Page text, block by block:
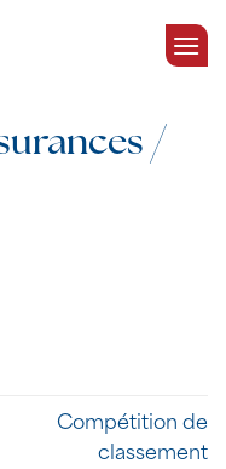
/
Compétition de
classement